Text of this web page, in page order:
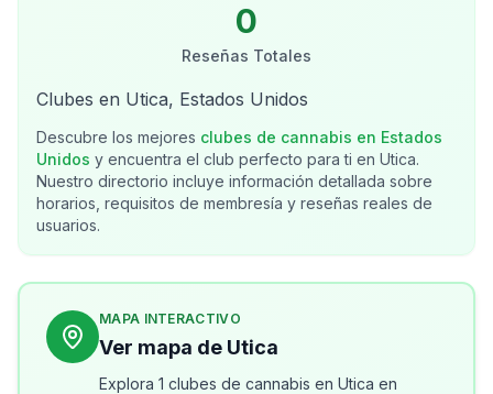
0
Reseñas Totales
Clubes en Utica, Estados Unidos
Descubre los mejores clubes de cannabis en Estados
Unidos y encuentra el club perfecto para ti en Utica.
Nuestro directorio incluye información detallada sobre
horarios, requisitos de membresía y reseñas reales de
usuarios.
MAPA INTERACTIVO
Ver mapa de Utica
Explora 1 clubes de cannabis en Utica en